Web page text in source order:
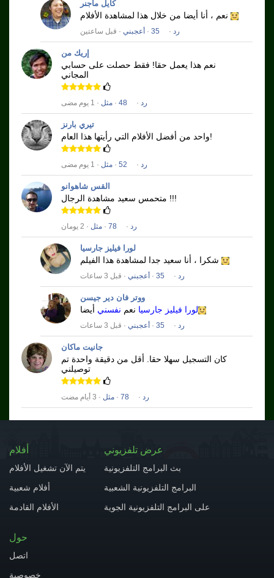
كايل ماجنر
رد ·
35
· أعجبني · قبل ساعتين
إريك من
نعم هذا يعمل حقا! فقط حصلت على حسابي
المجاني
رد ·
48
· مثل · 1 يوم مضى
تيري بارنز
واحد من أفضل الأفلام التي رأيتها هذا العام!
رد ·
52
· مثل · 1 يوم مضى
القس شاهوانو
متحمس سعيد مشاهدة الرجال !!!
رد ·
78
· مثل · 2 يومان
لورا فيليز جارسيا
رد ·
35
· أعجبني · قبل 3 ساعات
ووتر فان دير جيسن
لورا فيليز جارسيا نعم نفسني أيضا
رد ·
35
· أعجبني · قبل 3 ساعات
جانيت ماكان
كان التسجيل سهلا حقا. أقل من دقيقة واحدة تم
توصيلني
رد ·
78
· مثل · 3 أيام مضت
أفلام
يتم الآن تشغيل الأفلام
أفلام شعبية
الأفلام القادمة
عرض تلفزيوني
بث البرامج التلفزيونية
البرامج التلفزيونية الشعبية
على البرامج التلفزيونية الجوية
حول
اتصل
خصوصية